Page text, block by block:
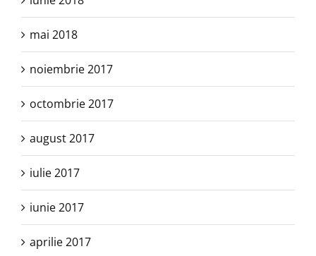
mai 2018
noiembrie 2017
octombrie 2017
august 2017
iulie 2017
iunie 2017
aprilie 2017